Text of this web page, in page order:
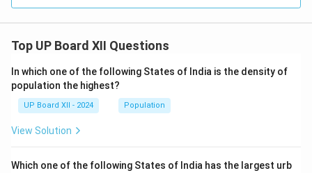
Top UP Board XII Questions
In which one of the following States of India is the density of
population the highest?
UP Board XII - 2024 Population
View Solution
Which one of the following States of India has the largest urb